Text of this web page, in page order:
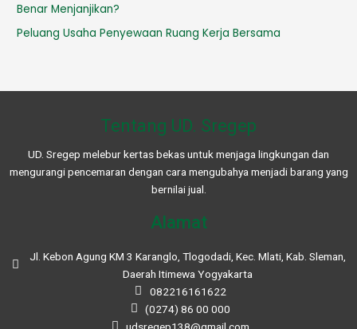
Benar Menjanjikan?
Peluang Usaha Penyewaan Ruang Kerja Bersama
Tentang UD. Sregep
UD. Sregep melebur kertas bekas untuk menjaga lingkungan dan
mengurangi pencemaran dengan cara mengubahya menjadi barang yang
bernilai jual.
Alamat
Jl. Kebon Agung KM 3 Karanglo, Tlogodadi, Kec. Mlati, Kab. Sleman,
Daerah Itimewa Yogyakarta
082216161622
(0274) 86 00 000
udsregep138@gmail.com